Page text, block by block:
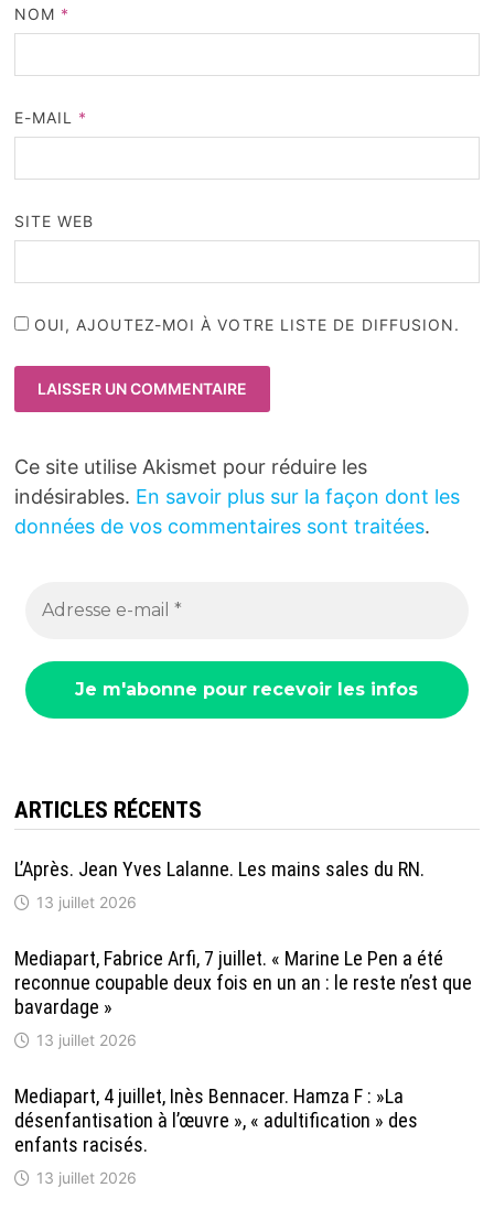
NOM *
E-MAIL *
SITE WEB
OUI, AJOUTEZ-MOI À VOTRE LISTE DE DIFFUSION.
Ce site utilise Akismet pour réduire les
indésirables. En savoir plus sur la façon dont les
données de vos commentaires sont traitées.
ARTICLES RÉCENTS
L’Après. Jean Yves Lalanne. Les mains sales du RN.
13 juillet 2026
Mediapart, Fabrice Arfi, 7 juillet. « Marine Le Pen a été
reconnue coupable deux fois en un an : le reste n’est que
bavardage »
13 juillet 2026
Mediapart, 4 juillet, Inès Bennacer. Hamza F : »La
désenfantisation à l’œuvre », « adultification » des
enfants racisés.
13 juillet 2026